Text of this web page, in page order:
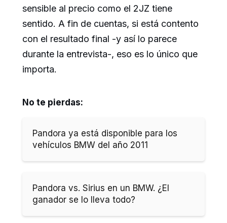
sensible al precio como el 2JZ tiene
sentido. A fin de cuentas, si está contento
con el resultado final -y así lo parece
durante la entrevista-, eso es lo único que
importa.
No te pierdas:
Pandora ya está disponible para los
vehículos BMW del año 2011
Pandora vs. Sirius en un BMW. ¿El
ganador se lo lleva todo?